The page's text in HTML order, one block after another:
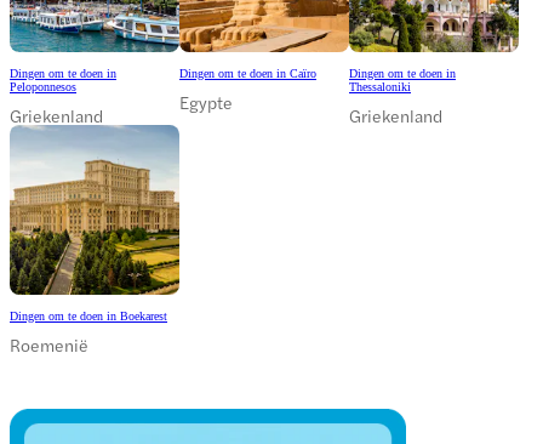
Dingen om te doen in
Peloponnesos
Griekenland
Dingen om te doen in Caïro
Egypte
Dingen om te doen in
Thessaloniki
Griekenland
Dingen om te doen in Boekarest
Roemenië